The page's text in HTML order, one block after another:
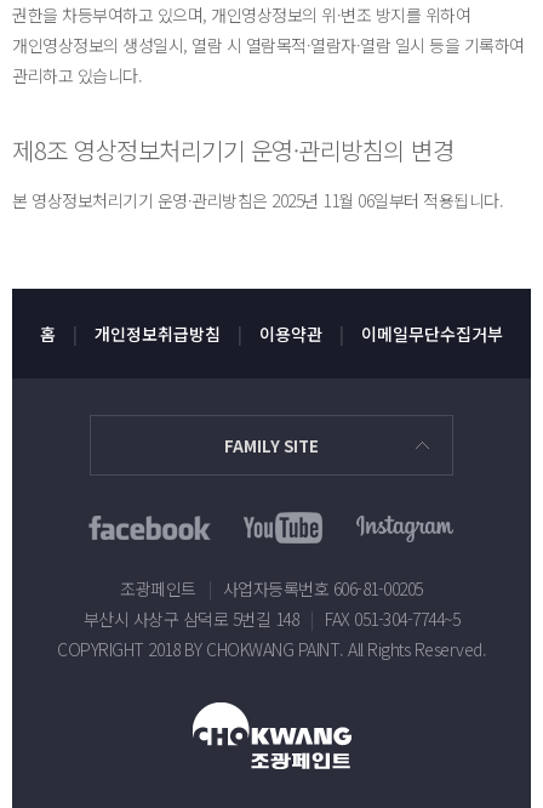
권한을 차등부여하고 있으며, 개인영상정보의 위·변조 방지를 위하여
개인영상정보의 생성일시, 열람 시 열람목적·열람자·열람 일시 등을 기록하여
관리하고 있습니다.
제8조 영상정보처리기기 운영·관리방침의 변경
본 영상정보처리기기 운영·관리방침은 2025년 11월 06일부터 적용됩니다.
홈 개인정보취급방침 이용약관 이메일무단수집거부
FAMILY SITE
조광페인트 | 사업자등록번호 606-81-00205
부산시 사상구 삼덕로 5번길 148 | FAX 051-304-7744~5
COPYRIGHT 2018 BY CHOKWANG PAINT. All Rights Reserved.